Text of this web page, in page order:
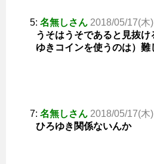
5: 名無しさん 2018/05/17(木
うそはうそであると見抜
ゆきコインを使うのは）難
7: 名無しさん 2018/05/17(木
ひろゆき関係ないんか